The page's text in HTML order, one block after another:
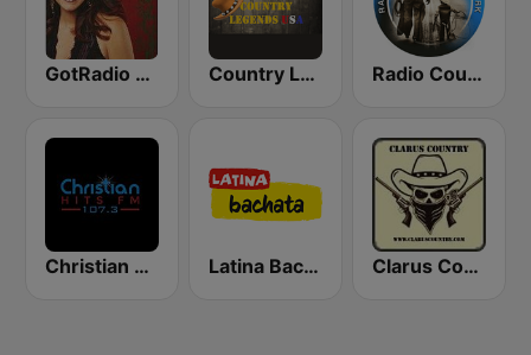
GotRadio - Country Christmas Country Legends USA Radio Country Live
Christian Hits FM Latina Bachata Clarus Country